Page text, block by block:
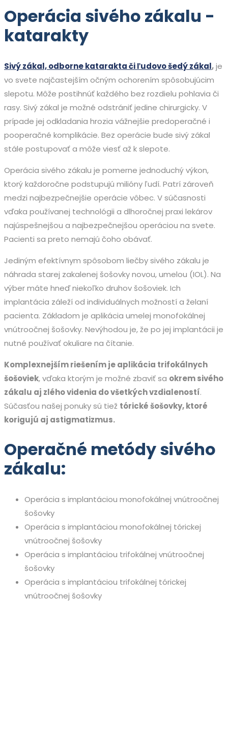
Operácia sivého zákalu -
katarakty
Sivý zákal, odborne katarakta či ľudovo šedý zákal,je
vo svete najčastejším očným ochorením spôsobujúcim
slepotu. Môže postihnúť každého bez rozdielu pohlavia či
rasy. Sivý zákal je možné odstrániť jedine chirurgicky. V
prípade jej odkladania hrozia vážnejšie predoperačné i
pooperačné komplikácie. Bez operácie bude sivý zákal
stále postupovať a môže viesť až k slepote.
Operácia sivého zákalu je pomerne jednoduchý výkon,
ktorý každoročne podstupujú milióny ľudí. Patrí zároveň
medzi najbezpečnejšie operácie vôbec. V súčasnosti
vďaka používanej technológii a dlhoročnej praxi lekárov
najúspešnejšou a najbezpečnejšou operáciou na svete.
Pacienti sa preto nemajú čoho obávať.
Jediným efektívnym spôsobom liečby sivého zákalu je
náhrada starej zakalenej šošovky novou, umelou (IOL). Na
výber máte hneď niekoľko druhov šošoviek. Ich
implantácia záleží od individuálnych možností a želaní
pacienta. Základom je aplikácia umelej monofokálnej
vnútroočnej šošovky. Nevýhodou je, že po jej implantácii je
nutné používať okuliare na čítanie.
Komplexnejším riešením je aplikácia trifokálnych
šošoviek, vďaka ktorým je možné zbaviť sa okrem sivého
zákalu aj zlého videnia do všetkých vzdialeností.
Súčasťou našej ponuky sú tiež tórické šošovky, ktoré
korigujú aj astigmatizmus.
Operačné metódy sivého
zákalu:
Operácia s implantáciou monofokálnej vnútroočnej
šošovky
Operácia s implantáciou monofokálnej tórickej
vnútroočnej šošovky
Operácia s implantáciou trifokálnej vnútroočnej
šošovky
Operácia s implantáciou trifokálnej tórickej
vnútroočnej šošovky